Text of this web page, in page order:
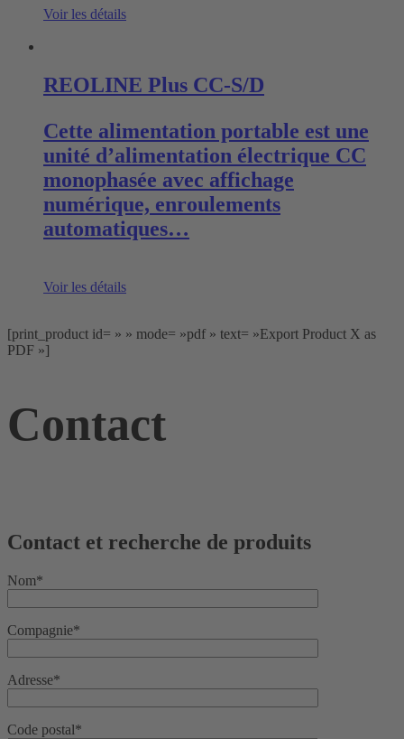
Voir les détails
REOLINE Plus CC-S/D
Cette alimentation portable est une
unité d’alimentation électrique CC
monophasée avec affichage
numérique, enroulements
automatiques…
Voir les détails
[print_product id= » » mode= »pdf » text= »Export Product X as
PDF »]
Contact
Contact et recherche de produits
Nom*
Compagnie*
Adresse*
Code postal*